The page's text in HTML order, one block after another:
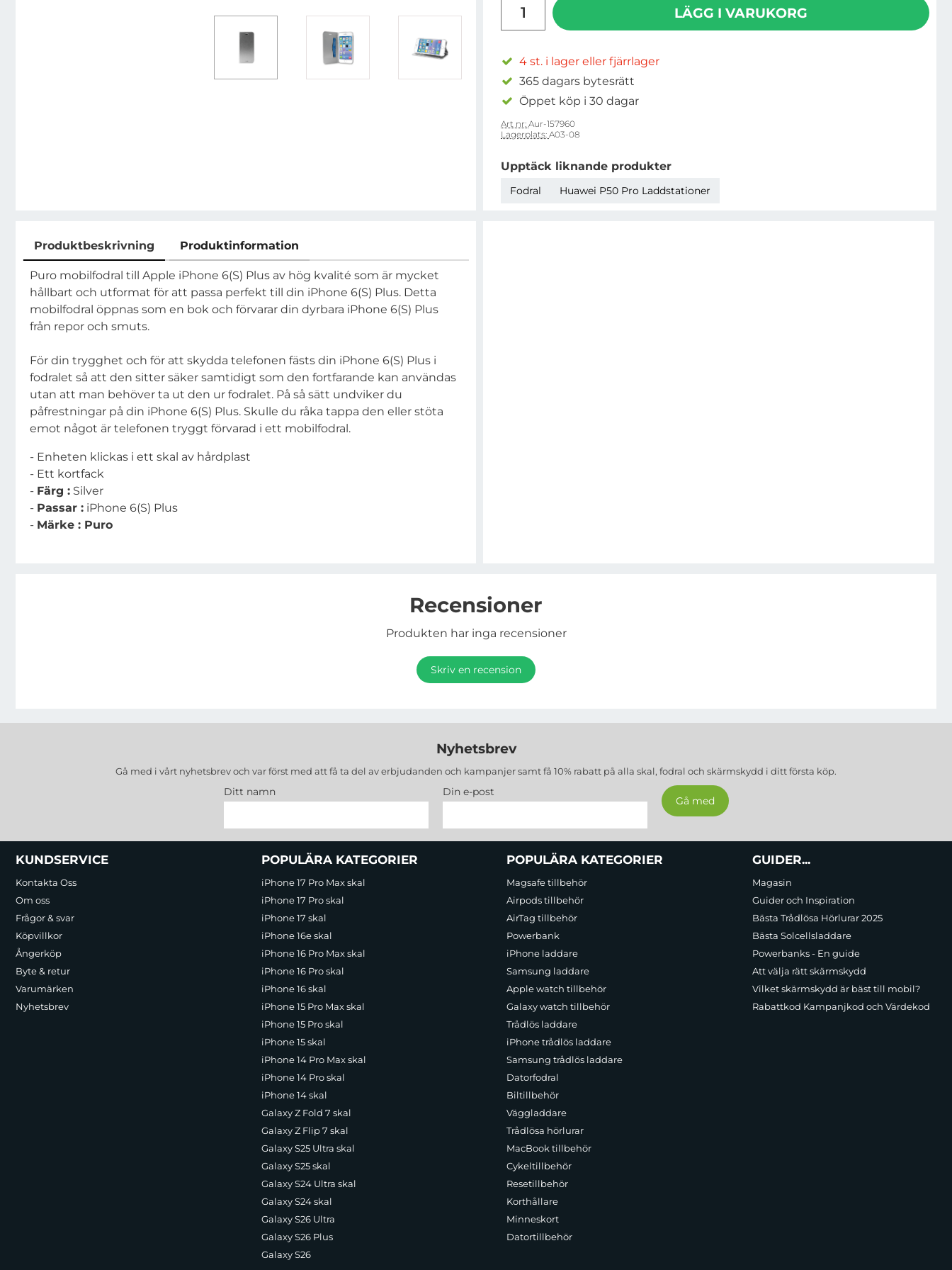
LÄGG I VARUKORG
4 st. i lager eller fjärrlager
365 dagars bytesrätt
Öppet köp i 30 dagar
Art nr: Aur-157960
Lagerplats: A03-08
Upptäck liknande produkter
Fodral Huawei P50 Pro Laddstationer
Produktbeskrivning Produktinformation
Produktbeskrivning
Puro mobilfodral till Apple iPhone 6(S) Plus av hög kvalité som är mycket
hållbart och utformat för att passa perfekt till din iPhone 6(S) Plus. Detta
mobilfodral öppnas som en bok och förvarar din dyrbara iPhone 6(S) Plus
från repor och smuts.
För din trygghet och för att skydda telefonen fästs din iPhone 6(S) Plus i
fodralet så att den sitter säker samtidigt som den fortfarande kan användas
utan att man behöver ta ut den ur fodralet. På så sätt undviker du
påfrestningar på din iPhone 6(S) Plus. Skulle du råka tappa den eller stöta
emot något är telefonen tryggt förvarad i ett mobilfodral.
- Enheten klickas i ett skal av hårdplast
- Ett kortfack
- Färg : Silver
- Passar : iPhone 6(S) Plus
- Märke : Puro
Recensioner
Produkten har inga recensioner
Skriv en recension
Nyhetsbrev
Gå med i vårt nyhetsbrev och var först med att få ta del av erbjudanden och kampanjer samt få 10% rabatt på alla skal, fodral och skärmskydd i ditt första köp.
Ditt namn Din e-post
Sidfot Blandad info och länkar
KUNDSERVICE
Kontakta Oss
Om oss
Frågor & svar
Köpvillkor
Ångerköp
Byte & retur
Varumärken
Nyhetsbrev
POPULÄRA KATEGORIER
iPhone 17 Pro Max skal
iPhone 17 Pro skal
iPhone 17 skal
iPhone 16e skal
iPhone 16 Pro Max skal
iPhone 16 Pro skal
iPhone 16 skal
iPhone 15 Pro Max skal
iPhone 15 Pro skal
iPhone 15 skal
iPhone 14 Pro Max skal
iPhone 14 Pro skal
iPhone 14 skal
Galaxy Z Fold 7 skal
Galaxy Z Flip 7 skal
Galaxy S25 Ultra skal
Galaxy S25 skal
Galaxy S24 Ultra skal
Galaxy S24 skal
Galaxy S26 Ultra
Galaxy S26 Plus
Galaxy S26
POPULÄRA KATEGORIER
Magsafe tillbehör
Airpods tillbehör
AirTag tillbehör
Powerbank
iPhone laddare
Samsung laddare
Apple watch tillbehör
Galaxy watch tillbehör
Trådlös laddare
iPhone trådlös laddare
Samsung trådlös laddare
Datorfodral
Biltillbehör
Väggladdare
Trådlösa hörlurar
MacBook tillbehör
Cykeltillbehör
Resetillbehör
Korthållare
Minneskort
Datortillbehör
GUIDER...
Magasin
Guider och Inspiration
Bästa Trådlösa Hörlurar 2025
Bästa Solcellsladdare
Powerbanks - En guide
Att välja rätt skärmskydd
Vilket skärmskydd är bäst till mobil?
Rabattkod Kampanjkod och Värdekod